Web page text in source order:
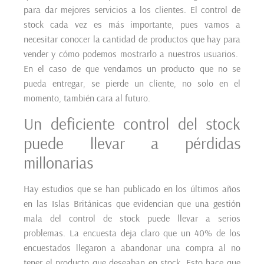
para dar mejores servicios a los clientes. El control de
stock cada vez es más importante, pues vamos a
necesitar conocer la cantidad de productos que hay para
vender y cómo podemos mostrarlo a nuestros usuarios.
En el caso de que vendamos un producto que no se
pueda entregar, se pierde un cliente, no solo en el
momento, también cara al futuro.
Un deficiente control del stock
puede llevar a pérdidas
millonarias
Hay estudios que se han publicado en los últimos años
en las Islas Británicas que evidencian que una gestión
mala del control de stock puede llevar a serios
problemas. La encuesta deja claro que un 40% de los
encuestados llegaron a abandonar una compra al no